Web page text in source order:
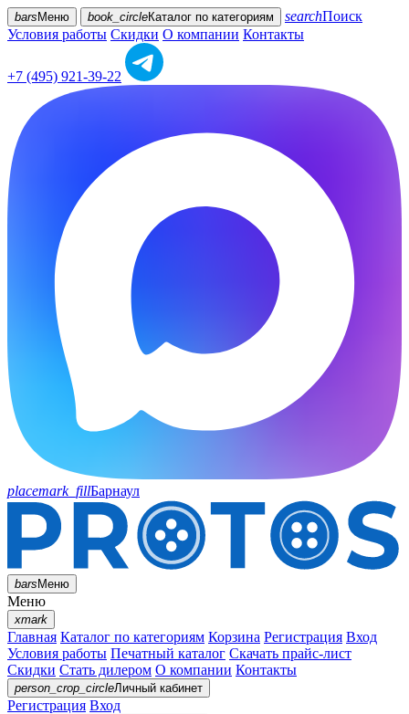
bars Меню book_circleКаталог по категориям searchПоиск
Условия работы Скидки О компании Контакты
+7 (495) 921-39-22
placemark_fillБарнаул
barsМеню
Меню
xmark
Главная Каталог по категориям Корзина Регистрация Вход
Условия работы Печатный каталог Скачать прайс-лист
Скидки Стать дилером О компании Контакты
person_crop_circleЛичный кабинет
Регистрация Вход